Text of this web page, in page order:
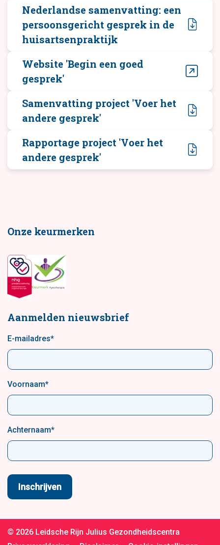
Nederlandse samenvatting: een
persoonsgericht gesprek in de
huisartsenpraktijk
Website 'Begin een goed
gesprek'
Samenvatting project 'Voer het
andere gesprek'
Rapportage project 'Voer het
andere gesprek'
Onze keurmerken
Aanmelden nieuwsbrief
E-mailadres*
Voornaam*
Achternaam*
© 2026 Leidsche Rijn Julius Gezondheidscentra